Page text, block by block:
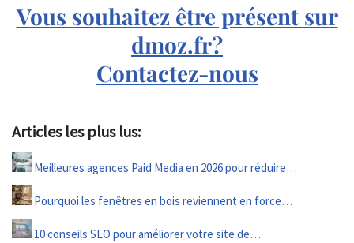
Vous souhaitez être présent sur
dmoz.fr?
Contactez-nous
Articles les plus lus:
Meilleures agences Paid Media en 2026 pour réduire…
Pourquoi les fenêtres en bois reviennent en force…
10 conseils SEO pour améliorer votre site de…